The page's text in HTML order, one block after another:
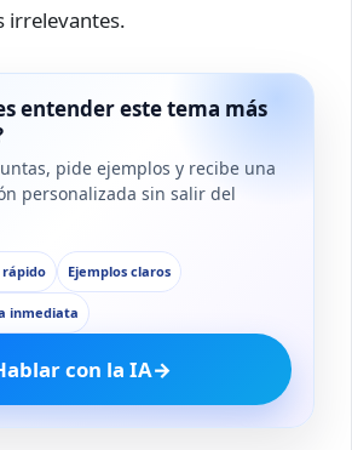
irrelevantes.
entender este tema más
pide ejemplos y recibe una
personalizada sin salir del
rápido Ejemplos claros
inmediata
con la IA→